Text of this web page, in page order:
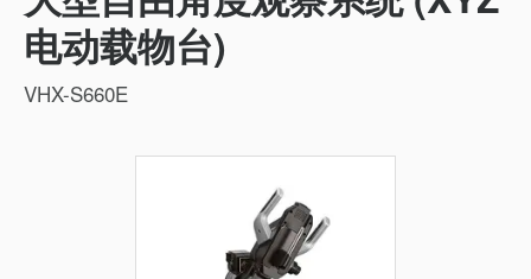
电动载物台)
VHX-S660E